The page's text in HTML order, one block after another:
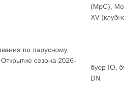
(МрС),
XV
по парусному
сезона 2026-
буер IO,
DN